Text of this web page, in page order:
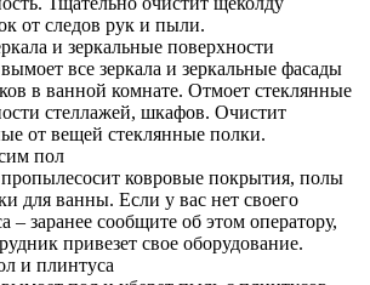
от следов рук и пыли.
и зеркальные поверхности
все зеркала и зеркальные фасады
в ванной комнате. Отмоет стеклянные
стеллажей, шкафов. Очистит
от вещей стеклянные полки.
пол
ковровые покрытия, полы
для ванны. Если у вас нет своего
– заранее сообщите об этом оператору,
привезет свое оборудование.
и плинтуса